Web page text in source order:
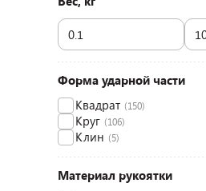
Форма ударной части
Квадрат (150)
Круг (106)
Клин (5)
Материал рукоятки